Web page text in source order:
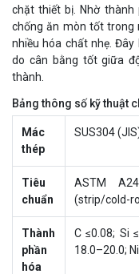
chặt thiết bị. Nhờ thành
chống ăn mòn tốt trong
nhiều hóa chất nhẹ.
do cân bằng tốt giữa
thành.
Bảng thông số kỹ thuật
Mác
thép
SUS304
Tiêu
chuẩn
ASTM
(strip/cold-
Thành
phần
hóa
C ≤0.08; Si
18.0–20.0;